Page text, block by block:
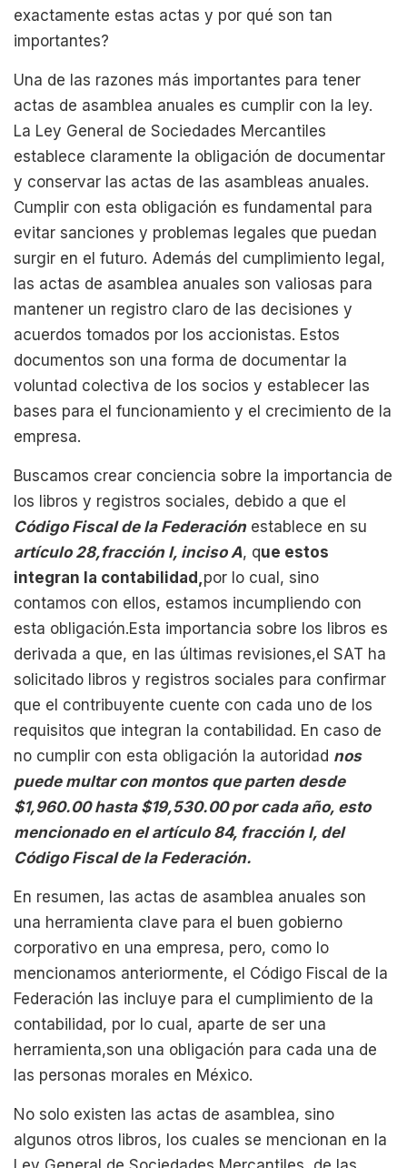
exactamente estas actas y por qué son tan
importantes?
Una de las razones más importantes para tener
actas de asamblea anuales es cumplir con la ley.
La Ley General de Sociedades Mercantiles
establece claramente la obligación de documentar
y conservar las actas de las asambleas anuales.
Cumplir con esta obligación es fundamental para
evitar sanciones y problemas legales que puedan
surgir en el futuro. Además del cumplimiento legal,
las actas de asamblea anuales son valiosas para
mantener un registro claro de las decisiones y
acuerdos tomados por los accionistas. Estos
documentos son una forma de documentar la
voluntad colectiva de los socios y establecer las
bases para el funcionamiento y el crecimiento de la
empresa.
Buscamos crear conciencia sobre la importancia de
los libros y registros sociales, debido a que el
Código Fiscal de la Federación establece en su
artículo 28,fracción I, inciso A, que estos
integran la contabilidad, por lo cual, sino
contamos con ellos, estamos incumpliendo con
esta obligación.Esta importancia sobre los libros es
derivada a que, en las últimas revisiones,el SAT ha
solicitado libros y registros sociales para confirmar
que el contribuyente cuente con cada uno de los
requisitos que integran la contabilidad. En caso de
no cumplir con esta obligación la autoridad nos
puede multar con montos que parten desde
$1,960.00 hasta $19,530.00 por cada año, esto
mencionado en el artículo 84, fracción I, del
Código Fiscal de la Federación.
En resumen, las actas de asamblea anuales son
una herramienta clave para el buen gobierno
corporativo en una empresa, pero, como lo
mencionamos anteriormente, el Código Fiscal de la
Federación las incluye para el cumplimiento de la
contabilidad, por lo cual, aparte de ser una
herramienta,son una obligación para cada una de
las personas morales en México.
No solo existen las actas de asamblea, sino
algunos otros libros, los cuales se mencionan en la